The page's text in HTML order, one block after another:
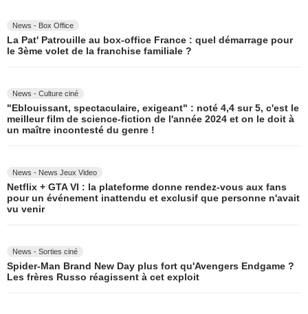
News - Box Office
La Pat' Patrouille au box-office France : quel démarrage pour
le 3ème volet de la franchise familiale ?
News - Culture ciné
"Eblouissant, spectaculaire, exigeant" : noté 4,4 sur 5, c'est le
meilleur film de science-fiction de l'année 2024 et on le doit à
un maître incontesté du genre !
News - News Jeux Video
Netflix + GTA VI : la plateforme donne rendez-vous aux fans
pour un événement inattendu et exclusif que personne n'avait
vu venir
News - Sorties ciné
Spider-Man Brand New Day plus fort qu'Avengers Endgame ?
Les frères Russo réagissent à cet exploit